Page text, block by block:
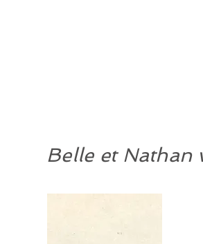
Belle et Nathan